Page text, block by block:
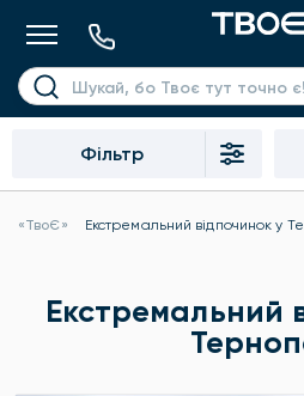
Фільтр
«ТвоЄ» Екстремальний відпочинок у
Екстремальний